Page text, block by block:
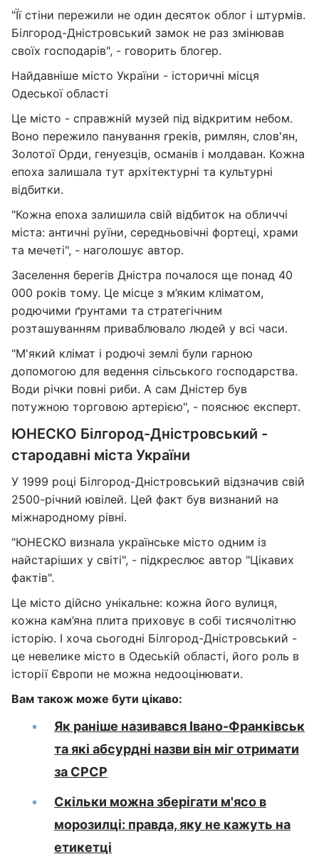
"Її стіни пережили не один десяток облог і штурмів.
Білгород-Дністровський замок не раз змінював
своїх господарів", - говорить блогер.
Найдавніше місто України - історичні місця
Одеської області
Це місто - справжній музей під відкритим небом.
Воно пережило панування греків, римлян, слов'ян,
Золотої Орди, генуезців, османів і молдаван. Кожна
епоха залишала тут архітектурні та культурні
відбитки.
"Кожна епоха залишила свій відбиток на обличчі
міста: античні руїни, середньовічні фортеці, храми
та мечеті", - наголошує автор.
Заселення берегів Дністра почалося ще понад 40
000 років тому. Це місце з м’яким кліматом,
родючими ґрунтами та стратегічним
розташуванням приваблювало людей у всі часи.
"М'який клімат і родючі землі були гарною
допомогою для ведення сільського господарства.
Води річки повні риби. А сам Дністер був
потужною торговою артерією", - пояснює експерт.
ЮНЕСКО Білгород-Дністровський -
стародавні міста України
У 1999 році Білгород-Дністровський відзначив свій
2500-річний ювілей. Цей факт був визнаний на
міжнародному рівні.
"ЮНЕСКО визнала українське місто одним із
найстаріших у світі", - підкреслює автор "Цікавих
фактів".
Це місто дійсно унікальне: кожна його вулиця,
кожна кам’яна плита приховує в собі тисячолітню
історію. І хоча сьогодні Білгород-Дністровський -
це невелике місто в Одеській області, його роль в
історії Європи не можна недооцінювати.
Вам також може бути цікаво:
Як раніше називався Івано-Франківськ
та які абсурдні назви він міг отримати
за СРСР
Cкільки можна зберігати м'ясо в
морозилці: правда, яку не кажуть на
етикетці